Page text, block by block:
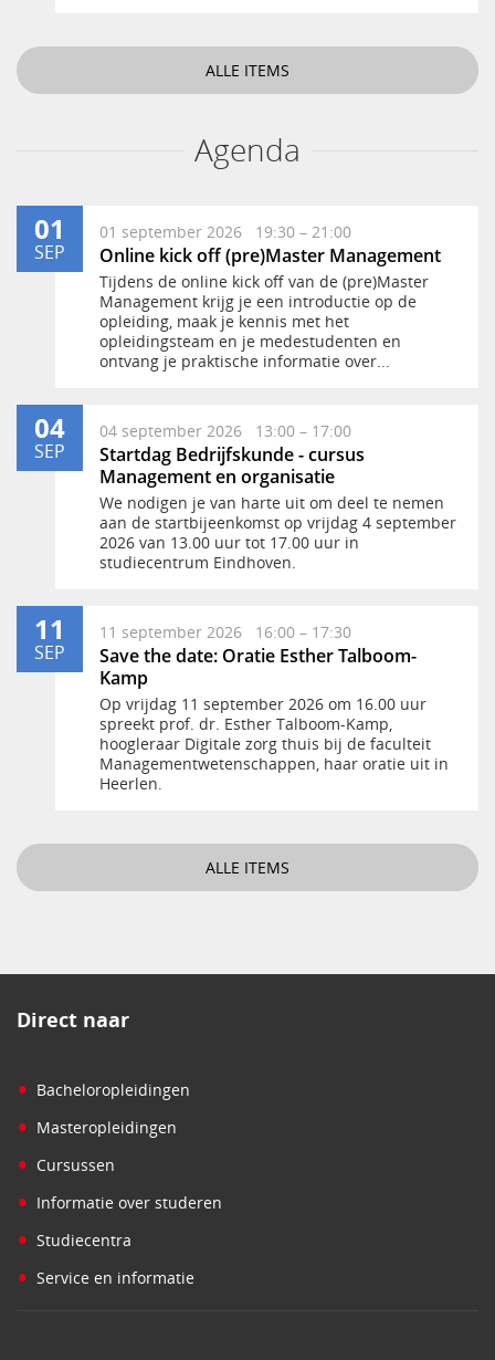
ALLE ITEMS
Agenda
01
SEP
01 september 2026 19:30 – 21:00
Online kick off (pre)Master Management
Tijdens de online kick off van de (pre)Master
Management krijg je een introductie op de
opleiding, maak je kennis met het
opleidingsteam en je medestudenten en
ontvang je praktische informatie over...
04
SEP
04 september 2026 13:00 – 17:00
Startdag Bedrijfskunde - cursus
Management en organisatie
We nodigen je van harte uit om deel te nemen
aan de startbijeenkomst op vrijdag 4 september
2026 van 13.00 uur tot 17.00 uur in
studiecentrum Eindhoven.
11
SEP
11 september 2026 16:00 – 17:30
Save the date: Oratie Esther Talboom-
Kamp
Op vrijdag 11 september 2026 om 16.00 uur
spreekt prof. dr. Esther Talboom-Kamp,
hoogleraar Digitale zorg thuis bij de faculteit
Managementwetenschappen, haar oratie uit in
Heerlen.
ALLE ITEMS
Direct naar
• Bacheloropleidingen
• Masteropleidingen
• Cursussen
• Informatie over studeren
• Studiecentra
• Service en informatie